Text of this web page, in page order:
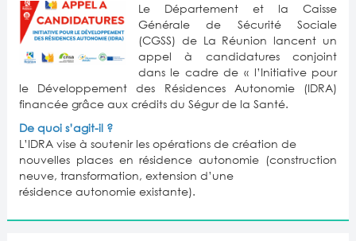
Le Département et la Caisse
Générale de Sécurité Sociale
(CGSS) de La Réunion lancent un
appel à candidatures conjoint
dans le cadre de « l’Initiative pour
le Développement des Résidences Autonomie (IDRA)
financée grâce aux crédits du Ségur de la Santé.
De quoi s’agit-il ?
L’IDRA vise à soutenir les opérations de création de
nouvelles places en résidence autonomie (construction
neuve, transformation, extension d’une
résidence autonomie existante).